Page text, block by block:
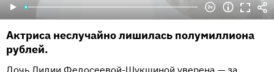
Актриса неслучайно лишилась полумиллиона
рублей.
Дочь Лидии Федосеевой-Шукшиной уверена — за